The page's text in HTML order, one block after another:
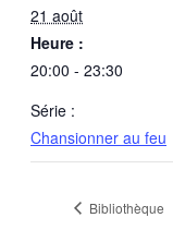
21 août
Heure :
20:00 - 23:30
Série :
Chansionner au feu
Bibliothèque